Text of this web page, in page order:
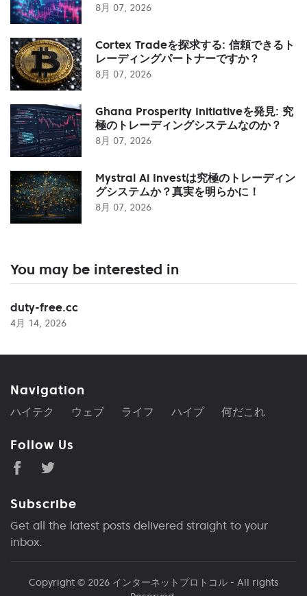
8月 07, 2026
Cortex Tradeを探求する: 信頼できるト
レーディングパートナーですか？
8月 07, 2026
Ghana Prosperity Initiativeを発見: 究
極のトレーディングシステムなのか？
8月 07, 2026
Mystral Ai Investは究極のトレーディン
グシステムか？真実を明らかに！
8月 07, 2026
You may be interested in
duty-free.cc
4月 14, 2026
Navigation
ハイテク ウェブ ライフ ハイプ 何だこれ
Follow Us
Subscribe
Get all the latest posts delivered straight to your
inbox.
Copyright © 2026 インターネットプロトコル- All rights